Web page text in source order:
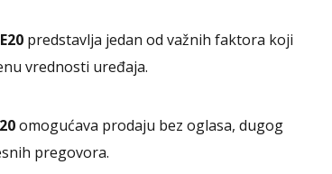
predstavlja jedan od važnih faktora koji
vrednosti uređaja.
omogućava prodaju bez oglasa, dugog
pregovora.